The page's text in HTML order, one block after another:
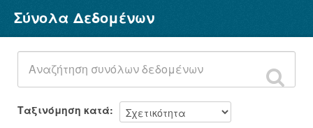
Σύνολα Δεδομένων
Φορείς
Ομάδες
Σχετικά
Σύνολα Δεδομένων
Ταξινόμηση κατά